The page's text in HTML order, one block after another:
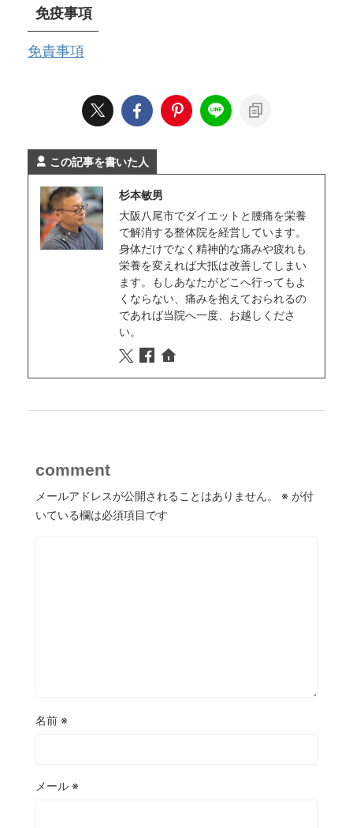
免疫事項
免責事項
この記事を書いた人
杉本敏男
大阪八尾市でダイエットと腰痛を栄養
で解消する整体院を経営しています。
身体だけでなく精神的な痛みや疲れも
栄養を変えれば大抵は改善してしまい
ます。もしあなたがどこへ行ってもよ
くならない、痛みを抱えておられるの
であれば当院へ一度、お越しくださ
い。
comment
メールアドレスが公開されることはありません。 ※ が付
いている欄は必須項目です
名前 ※
メール ※